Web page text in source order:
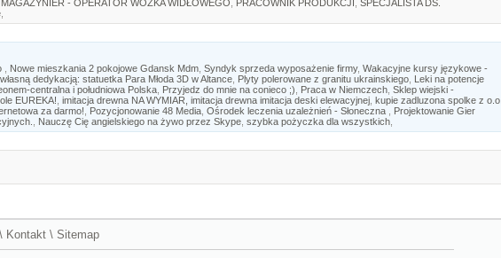
MAGAZYNIER - OPERATOR WÓZKA WIDŁOWEGO PRACOWNIK PRODUKCJI SPECJALISTA DS.
Nowe mieszkania 2 pokojowe Gdansk Mdm Syndyk sprzeda wyposażenie firmy, Wakacyjne kursy językowe -
dedykacją: statuetka Para Młoda 3D w Altance Plyty polerowane z granitu ukrainskiego Leki na potencje
centralna i południowa Polska Przyjedz do mnie na conieco ;) Praca w Niemczech Sklep wiejski -
EUREKA! imitacja drewna NA WYMIAR, imitacja drewna imitacja deski elewacyjnej kupie zadluzona spolke z o.o.
za darmo! Pozycjonowanie 48 Media Ośrodek leczenia uzależnień - Słoneczna
Projektowanie Gier
Nauczę Cię angielskiego na żywo przez Skype szybka pożyczka dla wszystkich
\ Kontakt \ Sitemap